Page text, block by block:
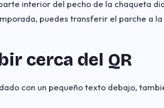
interior del pecho de la chaqueta
puedes transferir el parche a la
cerca del QR
con un pequeño texto debajo,